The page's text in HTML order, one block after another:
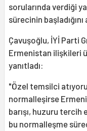
sorularında verdiği
sürecinin başladığını
Çavuşoğlu, İYİ Parti
Ermenistan ilişkileri
yanıtladı:
"Özel temsilci
normalleşirse
barışı, huzuru tercih
bu normalleşme